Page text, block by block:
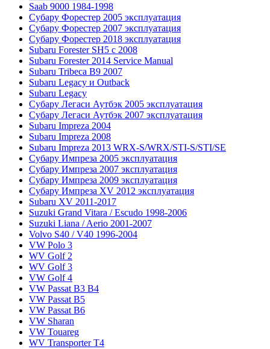
Saab 9000 1984-1998
Субару Форестер 2005 эксплуатация
Субару Форестер 2007 эксплуатация
Субару Форестер 2018 эксплуатация
Subaru Forester SH5 с 2008
Subaru Forester 2014 Service Manual
Subaru Tribeca В9 2007
Subaru Legacy и Outback
Subaru Legacy
Субару Легаси Аутбэк 2005 эксплуатация
Субару Легаси Аутбэк 2007 эксплуатация
Subaru Impreza 2004
Subaru Impreza 2008
Subaru Impreza 2013 WRX-S/WRX/STI-S/STI/SE
Субару Импреза 2005 эксплуатация
Субару Импреза 2007 эксплуатация
Субару Импреза 2009 эксплуатация
Субару Импреза XV 2012 эксплуатация
Subaru XV 2011-2017
Suzuki Grand Vitara / Escudo 1998-2006
Suzuki Liana / Aerio 2001-2007
Volvo S40 / V40 1996-2004
VW Polo 3
WV Golf 2
WV Golf 3
VW Golf 4
VW Passat B3 B4
VW Passat B5
VW Passat B6
VW Sharan
VW Touareg
WV Transporter T4